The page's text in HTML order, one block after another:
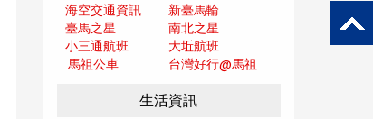
海空交通資訊
新臺馬輪
臺馬之星
南北之星
小三通航班
大坵航班
馬祖公車
台灣好行@馬祖
生活資訊